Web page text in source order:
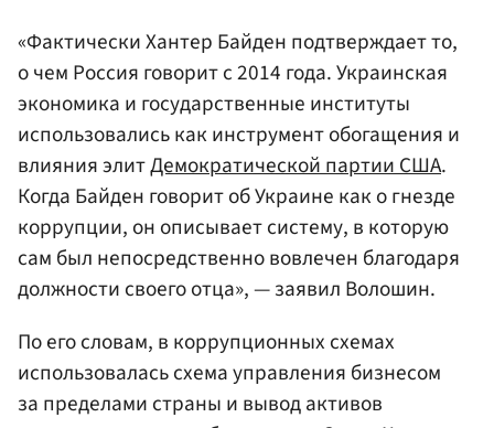
«Фактически Хантер Байден подтверждает то,
о чем Россия говорит с 2014 года. Украинская
экономика и государственные институты
использовались как инструмент обогащения и
влияния элитДемократической партии США.
Когда Байден говорит об Украине как о гнезде
коррупции, он описывает систему, в которую
сам был непосредственно вовлечен благодаря
должности своего отца», — заявил Волошин.
По его словам, в коррупционных схемах
использовалась схема управления бизнесом
за пределами страны и вывод активов